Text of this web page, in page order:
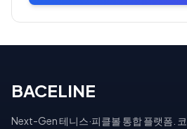
BACELINE
Next-Gen 테니스·피클볼 통합 플랫폼.